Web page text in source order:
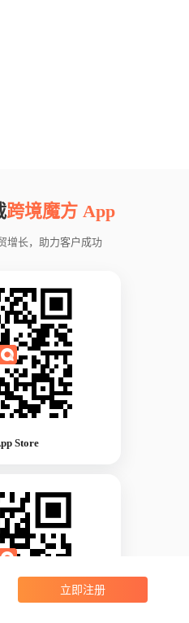
跨境魔方 App
增长，助力客户成功
Store
立即注册